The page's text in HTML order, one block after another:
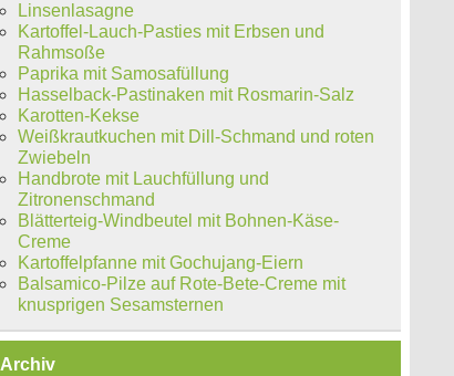
Linsenlasagne
Kartoffel-Lauch-Pasties mit Erbsen und
Rahmsoße
Paprika mit Samosafüllung
Hasselback-Pastinaken mit Rosmarin-Salz
Karotten-Kekse
Weißkrautkuchen mit Dill-Schmand und roten
Zwiebeln
Handbrote mit Lauchfüllung und
Zitronenschmand
Blätterteig-Windbeutel mit Bohnen-Käse-
Creme
Kartoffelpfanne mit Gochujang-Eiern
Balsamico-Pilze auf Rote-Bete-Creme mit
knusprigen Sesamsternen
Archiv